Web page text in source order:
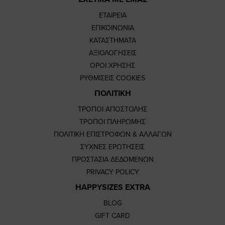
ΕΤΑΙΡΕΙΑ
ΕΠΙΚΟΙΝΩΝΙΑ
ΚΑΤΑΣΤΗΜΑΤΑ
ΑΞΙΟΛΟΓΗΣΕΙΣ
ΟΡΟΙ ΧΡΗΣΗΣ
ΡΥΘΜΙΣΕΙΣ COOKIES
ΠΟΛΙΤΙΚΗ
ΤΡΟΠΟΙ ΑΠΟΣΤΟΛΗΣ
ΤΡΟΠΟΙ ΠΛΗΡΩΜΗΣ
ΠΟΛΙΤΙΚΗ ΕΠΙΣΤΡΟΦΩΝ & ΑΛΛΑΓΩΝ
ΣΥΧΝΕΣ ΕΡΩΤΗΣΕΙΣ
ΠΡΟΣΤΑΣΙΑ ΔΕΔΟΜΕΝΩΝ
PRIVACY POLICY
HAPPYSIZES EXTRA
BLOG
GIFT CARD